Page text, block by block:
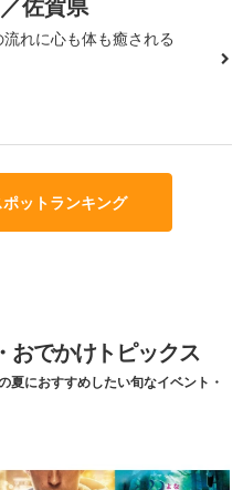
れに心も体も癒される
ットランキング
おでかけトピックス
夏におすすめしたい旬なイベント・